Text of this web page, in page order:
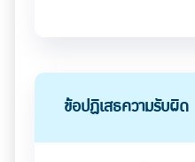
กรณีที่ท่านสนใจบริการ บริษัท
กับสถานการณ์ต่าง ๆ และใน
ข้อปฏิเสธความรับผิด